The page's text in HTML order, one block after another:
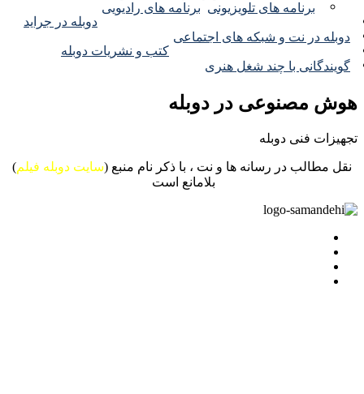
برنامه های تلویزیونی برنامه های رادیویی
دوبله در جراید
دوبله در نت و شبکه های اجتماعی
کتب و نشریات دوبله
گویندگانی با چند شغل هنری
هوش مصنوعی در دوبله
تجهیزات فنی دوبله
نقل مطالب در رسانه ها و نت ، با ذکر نام منبع (سایت دوبله فیلم)
بلامانع است